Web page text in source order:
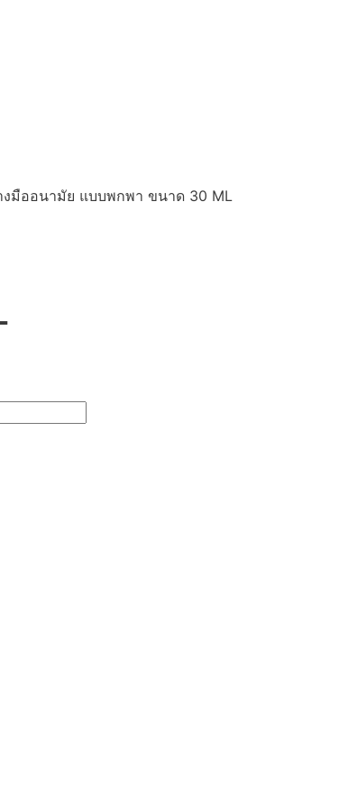
งมืออนามัย แบบพกพา ขนาด 30 ML